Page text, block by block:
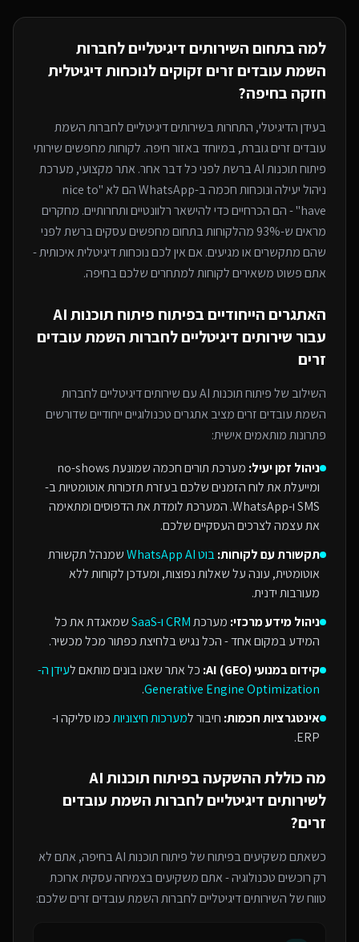
למה בתחום השירותים דיגיטליים לחברות
השמת עובדים זריםזקוקים לנוכחות דיגיטלית
חזקה בחיפה?
בעידן הדיגיטלי, התחרות בשירותים דיגיטליים לחברות השמת
עובדים זריםגוברת, במיוחדבאזור חיפה. לקוחות מחפשים שירותי
פיתוח תוכנות AI
ברשת לפני כל דבר אחר. אתר מקצועי, מערכת
ניהול יעילה ונוכחות חכמה ב-WhatsApp הם לא "nice to
have" - הם הכרחיים כדי להישאר רלוונטיים ותחרותיים. מחקרים
מראים ש-93% מהלקוחות בתחום מחפשים עסקים ברשת לפני
שהם מתקשרים או מגיעים. אם אין לכם נוכחות דיגיטלית איכותית -
אתם פשוט משאירים לקוחות למתחריםשלכם בחיפה.
האתגרים הייחודיים בפיתוח פיתוח תוכנות AI
עבור שירותים דיגיטליים לחברות השמת עובדים
זרים
השילוב שלפיתוח תוכנות AI עםשירותים דיגיטליים לחברות
השמת עובדים זריםמציב אתגרים טכנולוגיים ייחודיים שדורשים
פתרונות מותאמים אישית:
ניהול זמן יעיל:
מערכת תורים חכמה שמונעת no-shows
ומייעלת את לוח הזמנים שלכם בעזרת תזכורות אוטומטיות ב-
SMS ו-WhatsApp. המערכת לומדת את הדפוסים ומתאימה
את עצמה לצרכים העסקיים שלכם.
תקשורת עם לקוחות:בוט WhatsApp AI
שמנהל תקשורת
אוטומטית, עונה על שאלות נפוצות, ומעדכן לקוחות ללא
מעורבות ידנית.
ניהול מידע מרכזי: מערכתCRM ו-SaaS
שמאגדת את כל
המידע במקום אחד - הכל נגיש בלחיצת כפתור מכל מכשיר.
קידום במנועי AI (GEO):
כל אתר שאנו בונים מותאם לעידן ה-
Generative Engine Optimization
.
אינטגרציות חכמות: חיבור למערכות חיצוניותכמו סליקה ו-
ERP.
מה כוללת ההשקעה בפיתוח תוכנות AI
לשירותים דיגיטליים לחברות השמת עובדים
זרים?
כשאתם משקיעים בפיתוח שלפיתוח תוכנות AI בחיפה, אתם לא
רק רוכשים טכנולוגיה - אתם משקיעים בצמיחה עסקית ארוכת
טווח של השירותים דיגיטליים לחברות השמת עובדים זריםשלכם: